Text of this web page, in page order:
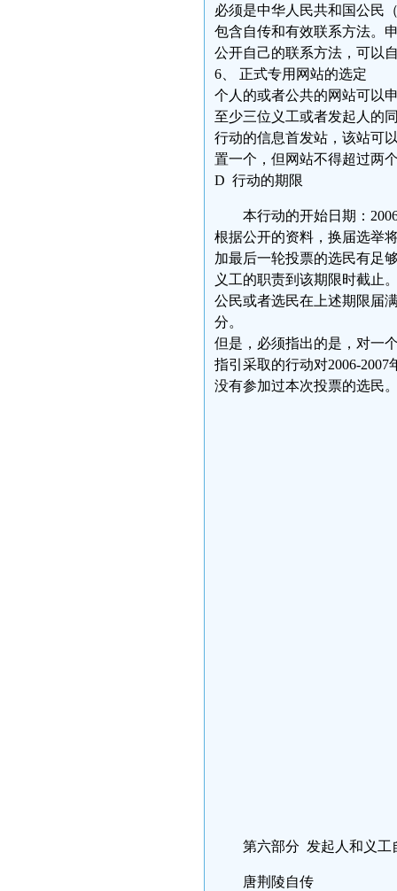
必须是中华人民共和国公民
包含自传和有效联系方法。
公开自己的联系方法，可以
6、 正式专用网站的选定
个人的或者公共的网站可以
至少三位义工或者发起人的
行动的信息首发站，该站可
置一个，但网站不得超过两
D 行动的期限
本行动的开始日期：
根据公开的资料，换届选举
加最后一轮投票的选民有足
义工的职责到该期限时截止
公民或者选民在上述期限届
分。
但是，必须指出的是，对一
指引采取的行动对2006-
没有参加过本次投票的选民
第六部分 发起人和义工
唐荆陵自传